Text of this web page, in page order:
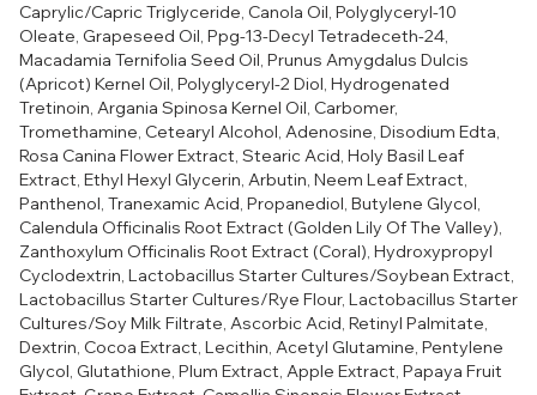
Caprylic/Capric Triglyceride, Canola Oil, Polyglyceryl-10
Oleate, Grapeseed Oil, Ppg-13-Decyl Tetradeceth-24,
Macadamia Ternifolia Seed Oil, Prunus Amygdalus Dulcis
(Apricot) Kernel Oil, Polyglyceryl-2 Diol, Hydrogenated
Tretinoin, Argania Spinosa Kernel Oil, Carbomer,
Tromethamine, Cetearyl Alcohol, Adenosine, Disodium Edta,
Rosa Canina Flower Extract, Stearic Acid, Holy Basil Leaf
Extract, Ethyl Hexyl Glycerin, Arbutin, Neem Leaf Extract,
Panthenol, Tranexamic Acid, Propanediol, Butylene Glycol,
Calendula Officinalis Root Extract (Golden Lily Of The Valley),
Zanthoxylum Officinalis Root Extract (Coral), Hydroxypropyl
Cyclodextrin, Lactobacillus Starter Cultures/Soybean Extract,
Lactobacillus Starter Cultures/Rye Flour, Lactobacillus Starter
Cultures/Soy Milk Filtrate, Ascorbic Acid, Retinyl Palmitate,
Dextrin, Cocoa Extract, Lecithin, Acetyl Glutamine, Pentylene
Glycol, Glutathione, Plum Extract, Apple Extract, Papaya Fruit